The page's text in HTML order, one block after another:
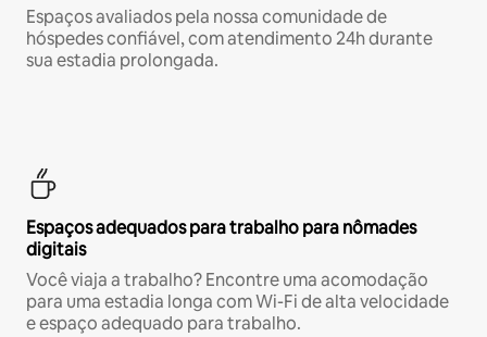
Espaços avaliados pela nossa comunidade de
hóspedes confiável, com atendimento 24h durante
sua estadia prolongada.
Espaços adequados para trabalho para nômades
digitais
Você viaja a trabalho? Encontre uma acomodação
para uma estadia longa com Wi-Fi de alta velocidade
e espaço adequado para trabalho.